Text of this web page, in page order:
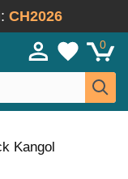
CH2026
0
Kangol